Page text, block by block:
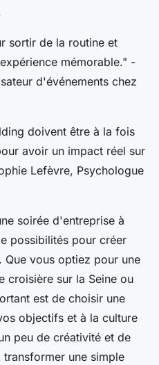
sortir de la routine et
mémorable." -
d'événements chez
doivent être à la fois
avoir un impact réel sur
Lefèvre, Psychologue
soirée d'entreprise à
possibilités pour créer
Que vous optiez pour une
croisière sur la Seine ou
est de choisir une
objectifs et à la culture
peu de créativité et de
une simple